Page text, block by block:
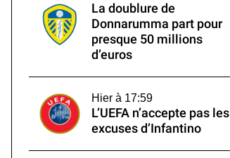
La doublure de
Donnarumma part pour
presque 50 millions
d’euros
Hier à 17:59
L’UEFA n’accepte pas les
excuses d’Infantino